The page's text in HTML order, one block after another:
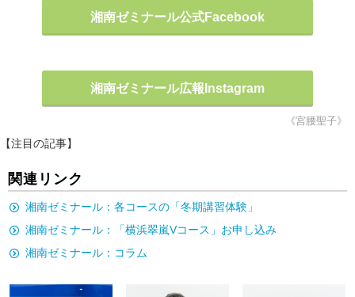
湘南ゼミナール公式Facebook
湘南ゼミナール広報Instagram
《宮腰聖子》
【注目の記事】
関連リンク
湘南ゼミナール：各コースの「冬期講習体験」
湘南ゼミナール：「横浜翠嵐Vコース」お申し込み
湘南ゼミナール：コラム